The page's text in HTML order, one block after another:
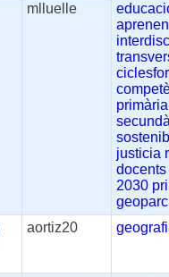
mlluelle
primària
justicia
docents
2030
geoparc
aortiz20